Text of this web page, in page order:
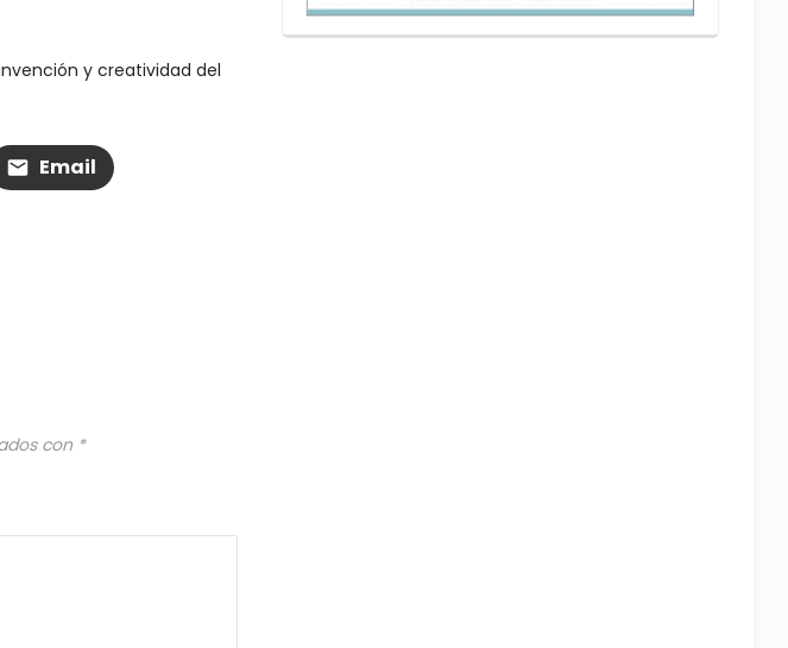
y creatividad del
Email
con *